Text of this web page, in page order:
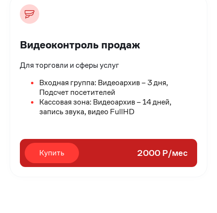
Видеоконтроль продаж
Для торговли и сферы услуг
Входная группа: Видеоархив – 3 дня,
Подсчет посетителей
Кассовая зона: Видеоархив – 14 дней,
запись звука, видео FullHD
Купить 2000 Р/мес